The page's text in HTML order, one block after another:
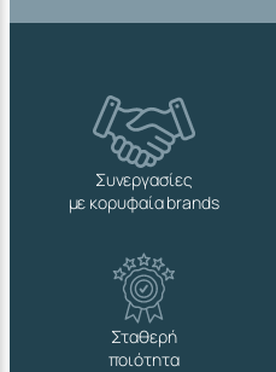
Συνεργασίες
με κορυφαία brands
Σταθερή
ποιότητα